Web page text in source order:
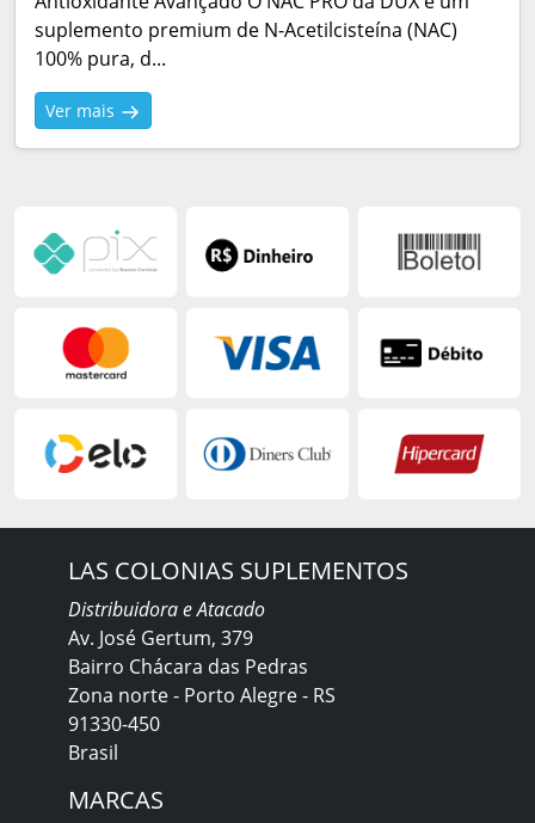
suplemento premium de N-Acetilcisteína (NAC)
100% pura, d...
Ver mais
LAS COLONIAS SUPLEMENTOS
Distribuidora e Atacado
Av. José Gertum, 379
Bairro Chácara das Pedras
Zona norte - Porto Alegre - RS
91330-450
Brasil
MARCAS